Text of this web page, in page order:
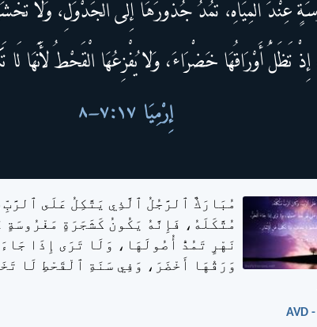
مُبَارَكٌ ٱلرَّجُلُ ٱلَّذِي يَتَّكِلُ عَلَى
مُتَّكَلَهُ، فَإِنَّهُ يَكُونُ كَشَجَرَةٍ مَغْرُوسَةٍ
نَهْرٍ تَمُدُّ أُصُولَهَا، وَلَا تَرَى إِذَا
وَرَقُهَا أَخْضَرَ، وَفِي سَنَةِ ٱلْقَحْطِ لَا